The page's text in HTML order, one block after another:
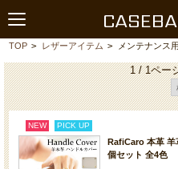
TOP > レザーアイテム > メンテナンス
1 / 1ペー
NEW PICK UP
RafiCaro 本革 羊
個セット 全4色